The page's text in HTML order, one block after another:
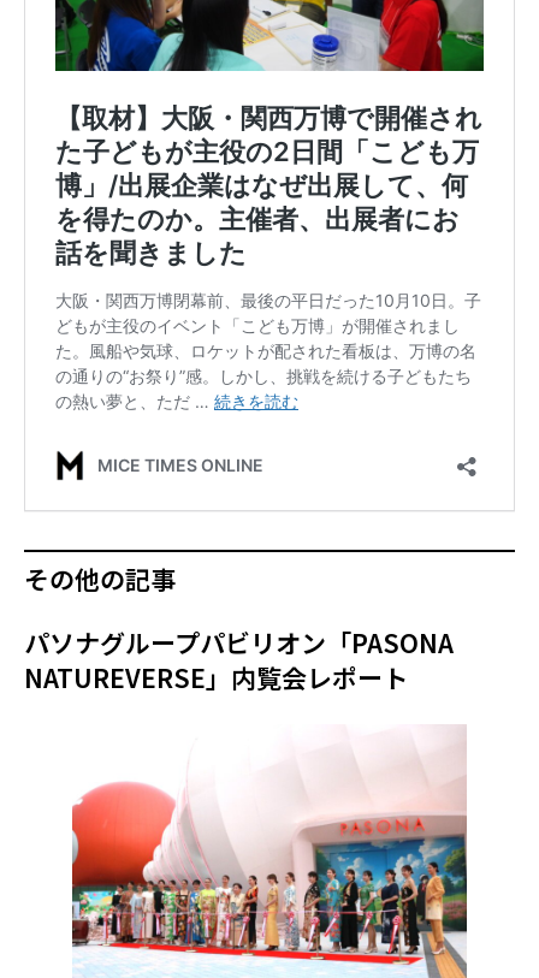
その他の記事
パソナグループパビリオン「PASONA
NATUREVERSE」内覧会レポート